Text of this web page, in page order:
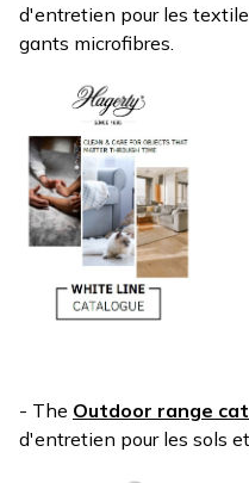
d'entretien pour les
gants microfibres.
- The Outdoor range
d'entretien pour les sols